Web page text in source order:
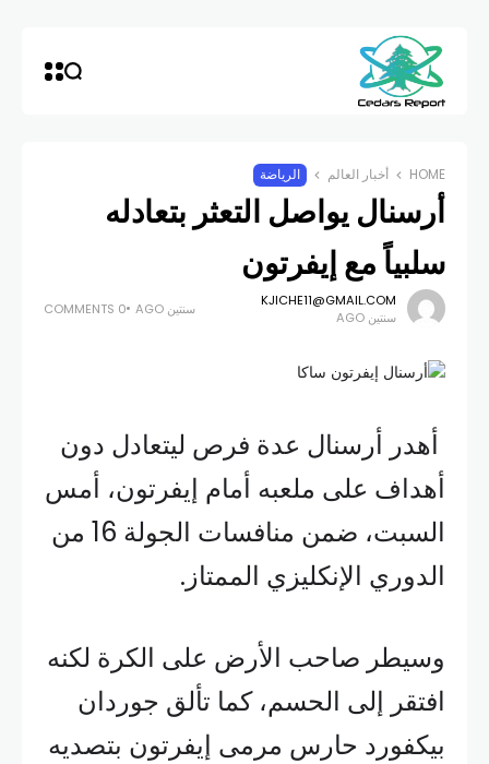
HOME أخبار العالم الرياضة
أرسنال يواصل التعثر بتعادله
سلبياً مع إيفرتون
KJICHE11@GMAIL.COM
سنتين AGO
سنتين AGO 0 COMMENTS
أهدر أرسنال عدة فرص ليتعادل دون
أهداف على ملعبه أمام إيفرتون، أمس
السبت، ضمن منافسات الجولة 16 من
الدوري الإنكليزي الممتاز.
وسيطر صاحب الأرض على الكرة لكنه
افتقر إلى الحسم، كما تألق جوردان
بيكفورد حارس مرمى إيفرتون بتصديه